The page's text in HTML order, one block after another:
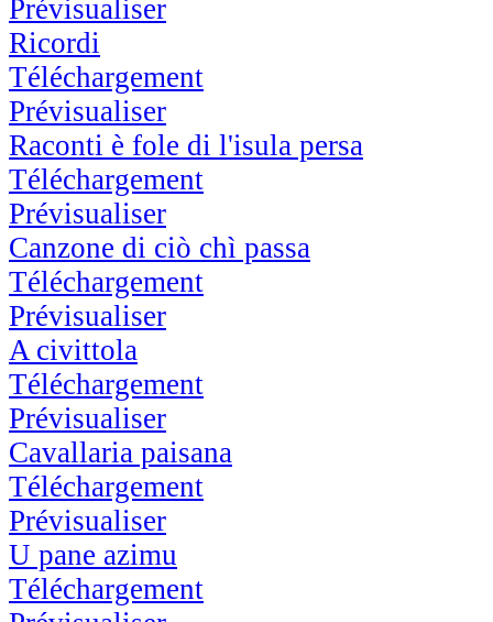
Prévisualiser
Ricordi
Téléchargement
Prévisualiser
Raconti è fole di l'isula persa
Téléchargement
Prévisualiser
Canzone di ciò chì passa
Téléchargement
Prévisualiser
A civittola
Téléchargement
Prévisualiser
Cavallaria paisana
Téléchargement
Prévisualiser
U pane azimu
Téléchargement